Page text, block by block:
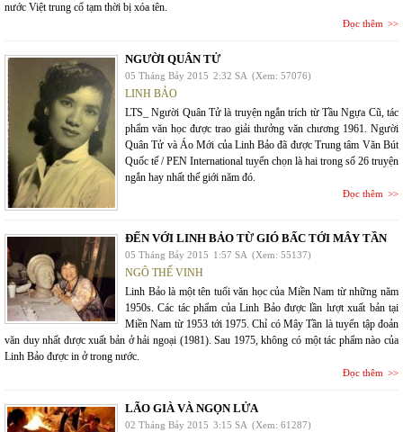
nước Việt trung cổ tạm thời bị xóa tên.
Đọc thêm
NGƯỜI QUÂN TỬ
05 Tháng Bảy 2015 2:32 SA (Xem: 57076)
LINH BẢO
LTS_ Người Quân Tử là truyện ngắn trích từ Tầu Ngựa Cũ, tác
phẩm văn học được trao giải thưởng văn chương 1961. Người
Quân Tử và Áo Mới của Linh Bảo đã được Trung tâm Văn Bút
Quốc tế / PEN International tuyển chọn là hai trong số 26 truyện
ngắn hay nhất thế giới năm đó.
Đọc thêm
ĐẾN VỚI LINH BẢO TỪ GIÓ BẤC TỚI MÂY TẦN
05 Tháng Bảy 2015 1:57 SA (Xem: 55137)
NGÔ THẾ VINH
Linh Bảo là một tên tuổi văn học của Miền Nam từ những năm
1950s. Các tác phẩm của Linh Bảo được lần lượt xuất bản tại
Miền Nam từ 1953 tới 1975. Chỉ có Mây Tần là tuyển tập đoản
văn duy nhất được xuất bản ở hải ngoại (1981). Sau 1975, không có một tác phẩm nào của
Linh Bảo được in ở trong nước.
Đọc thêm
LÃO GIÀ VÀ NGỌN LỬA
02 Tháng Bảy 2015 3:15 SA (Xem: 61287)